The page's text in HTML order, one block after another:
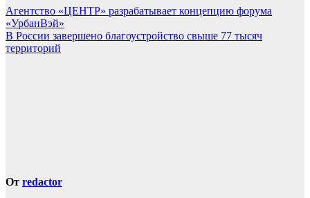
Навигация
по
записям
Агентство «ЦЕНТР» разрабатывает концепцию форума
«УрбанВэй»
В России завершено благоустройство свыше 77 тысяч
территорий
От redactor